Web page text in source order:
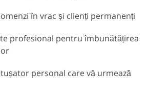
în vrac și clienți permanenți
profesional pentru îmbunătățirea
personal care vă urmează